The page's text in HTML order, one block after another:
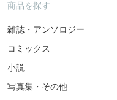
商品を探す
雑誌・アンソロジー
コミックス
小説
写真集・その他